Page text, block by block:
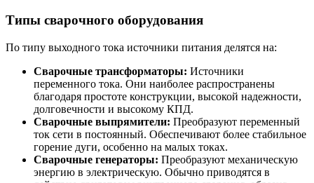
Типы сварочного оборудования
По типу выходного тока источники питания делятся на:
Сварочные трансформаторы: Источники
переменного тока. Они наиболее распространены
благодаря простоте конструкции, высокой надежности,
долговечности и высокому КПД.
Сварочные выпрямители: Преобразуют переменный
ток сети в постоянный. Обеспечивают более стабильное
горение дуги, особенно на малых токах.
Сварочные генераторы: Преобразуют механическую
энергию в электрическую. Обычно приводятся в